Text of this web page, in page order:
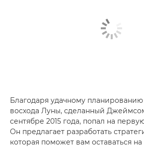
Благодаря удачному
восхода Луны, сделанный
сентябре 2015 года, попал на
Он предлагает разработать
которая поможет вам оставаться